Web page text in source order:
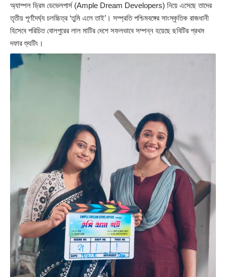
অ্যাম্পল ড্রিম ডেভেলপার্স (Ample Dream Developers) নিয়ে এসেছে তাদের
তৃতীয় পূর্ণদৈর্ঘ্য চলচ্চিত্র ‘তুমি এলে তাই’। সম্প্রতি পশ্চিমবঙ্গের সাংস্কৃতিক রাজধানী
হিসেবে পরিচিত বোলপুরের লাল মাটির দেশে সফলভাবে সম্পন্ন হয়েছে ছবিটির প্রথম
দফার শ্যুটিং।